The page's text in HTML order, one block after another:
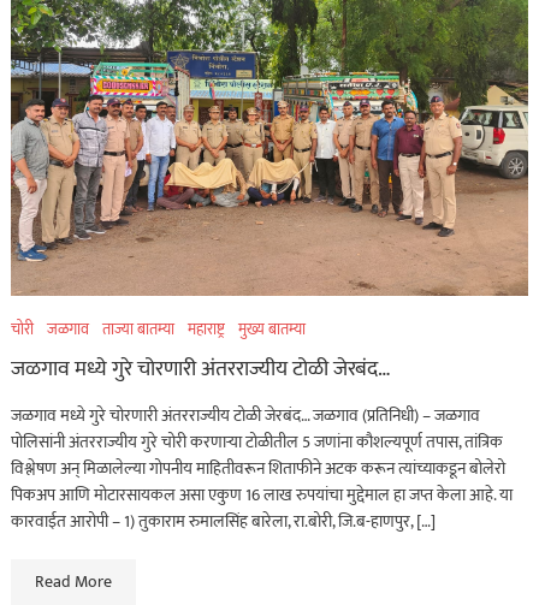
चोरी जळगाव ताज्या बातम्या महाराष्ट्र मुख्य बातम्या
जळगाव मध्ये गुरे चोरणारी अंतरराज्यीय टोळी जेरबंद…
जळगाव मध्ये गुरे चोरणारी अंतरराज्यीय टोळी जेरबंद… जळगाव (प्रतिनिधी) – जळगाव
पोलिसांनी अंतरराज्यीय गुरे चोरी करणाऱ्या टोळीतील 5 जणांना कौशल्यपूर्ण तपास, तांत्रिक
विश्लेषण अन् मिळालेल्या गोपनीय माहितीवरून शिताफीने अटक करून त्यांच्याकडून बोलेरो
पिकअप आणि मोटारसायकल असा एकुण 16 लाख रुपयांचा मुद्देमाल हा जप्त केला आहे. या
कारवाईत आरोपी – 1) तुकाराम रुमालसिंह बारेला, रा.बोरी, जि.ब-हाणपुर, […]
Read More